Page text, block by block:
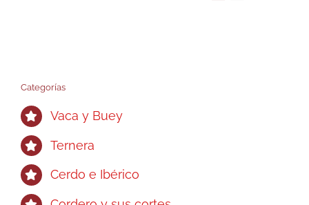
Categorías
Vaca y Buey
Ternera
Cerdo e Ibérico